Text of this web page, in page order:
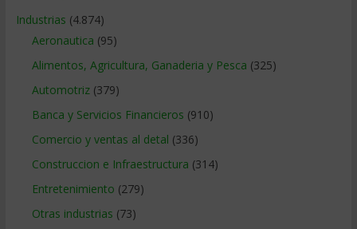
Industrias (4.874)
Aeronautica (95)
Alimentos, Agricultura, Ganaderia y Pesca (325)
Automotriz(379)
Banca y Servicios Financieros (910)
Comercio y ventas al detal (336)
Construccion e Infraestructura (314)
Entretenimiento (279)
Otras industrias (73)